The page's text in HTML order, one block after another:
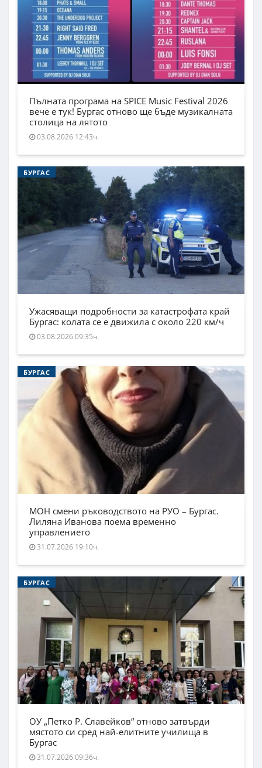
Пълната програма на SPICE Music Festival 2026
вече е тук! Бургас отново ще бъде музикалната
столица на лятото
03.08.2026 12:43ч.
БУРГАС
Ужасяващи подробности за катастрофата край
Бургас: колата се е движила с около 220 км/ч
03.08.2026 09:35ч.
БУРГАС
МОН смени ръководството на РУО – Бургас.
Лиляна Иванова поема временно
управлението
31.07.2026 19:10ч.
БУРГАС
ОУ „Петко Р. Славейков“ отново затвърди
мястото си сред най-елитните училища в
Бургас
31.07.2026 09:36ч.